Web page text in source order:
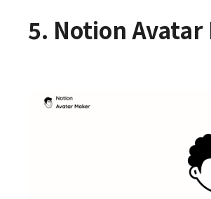
5. Notion Avatar